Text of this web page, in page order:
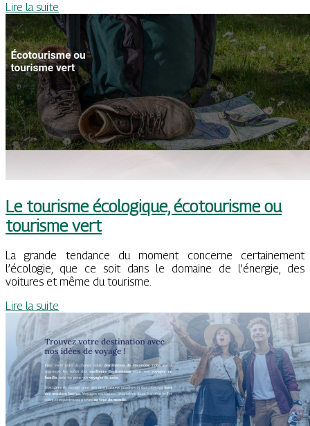
Lire la suite
Le tourisme écologique, écotourisme ou
tourisme vert
La grande tendance du moment concerne certainement
l’écologie, que ce soit dans le domaine de l’énergie, des
voitures et même du tourisme.
Lire la suite